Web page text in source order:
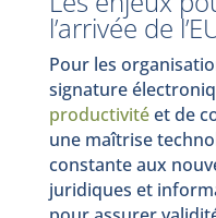
l’arrivée de
Pour les
signature
productivitéet de
une maîtrise
constante aux
juridiques et